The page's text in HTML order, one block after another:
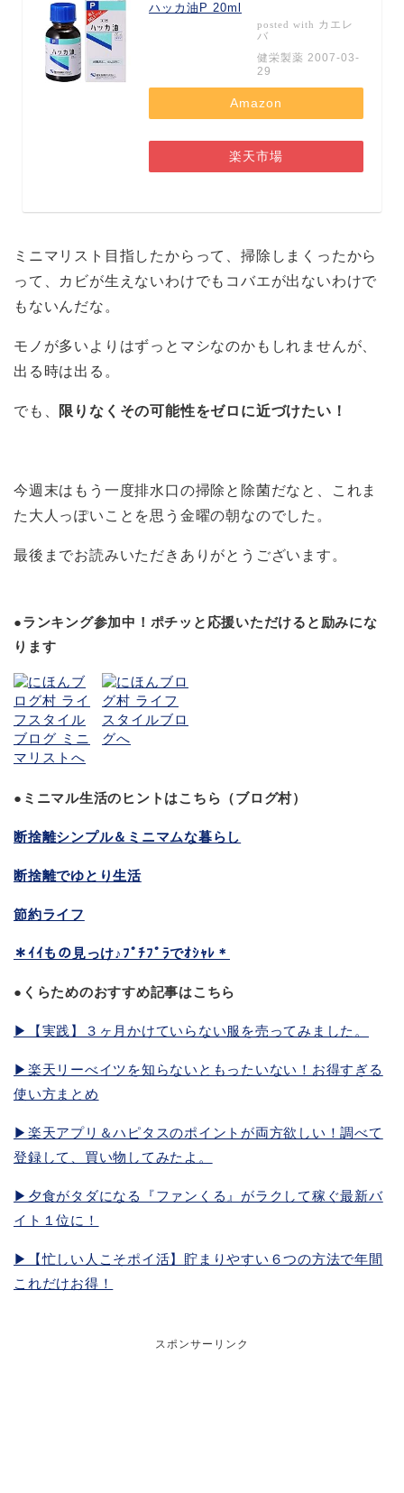
ハッカ油P 20ml
posted with カエレ
バ
健栄製薬 2007-03-
29
Amazon
楽天市場
ミニマリスト目指したからって、掃除しまくったから
って、カビが生えないわけでもコバエが出ないわけで
もないんだな。
モノが多いよりはずっとマシなのかもしれませんが、
出る時は出る。
でも、 限りなくその可能性をゼロに近づけたい！
今週末はもう一度排水口の掃除と除菌だなと、これま
た大人っぽいことを思う金曜の朝なのでした。
最後までお読みいただきありがとうございます。
●ランキング参加中！ポチッと応援いただけると励みにな
ります
●ミニマル生活のヒントはこちら（ブログ村）
断捨離シンプル＆ミニマムな暮らし
断捨離でゆとり生活
節約ライフ
＊ｲｲもの見っけ♪ﾌﾟﾁﾌﾟﾗでｵｼｬﾚ＊
●くらためのおすすめ記事はこちら
▶︎【実践】３ヶ月かけていらない服を売ってみました。
▶︎楽天リーべイツを知らないともったいない！お得すぎる
使い方まとめ
▶︎楽天アプリ＆ハピタスのポイントが両方欲しい！調べて
登録して、買い物してみたよ。
▶︎夕食がタダになる『ファンくる』がラクして稼ぐ最新バ
イト１位に！
▶︎【忙しい人こそポイ活】貯まりやすい６つの方法で年間
これだけお得！
スポンサーリンク